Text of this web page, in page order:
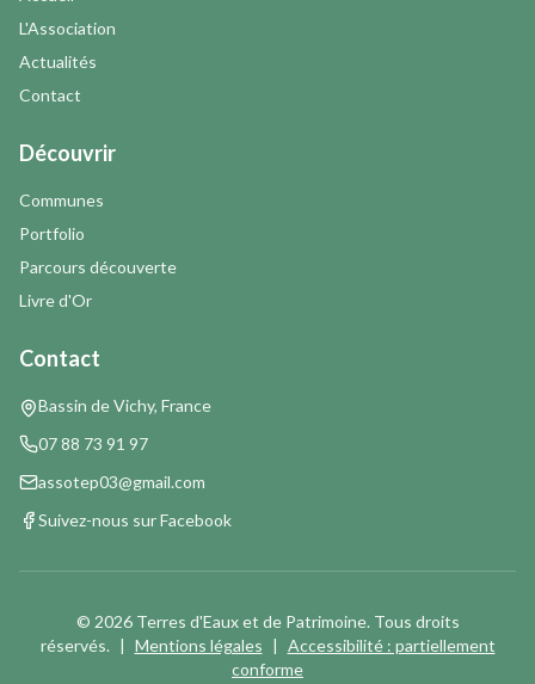
L'Association
Actualités
Contact
Découvrir
Communes
Portfolio
Parcours découverte
Livre d'Or
Contact
Bassin de Vichy, France
07 88 73 91 97
assotep03@gmail.com
Suivez-nous sur Facebook
© 2026Terres d'Eaux et de Patrimoine. Tous droits
réservés. | Mentions légales | Accessibilité : partiellement
conforme